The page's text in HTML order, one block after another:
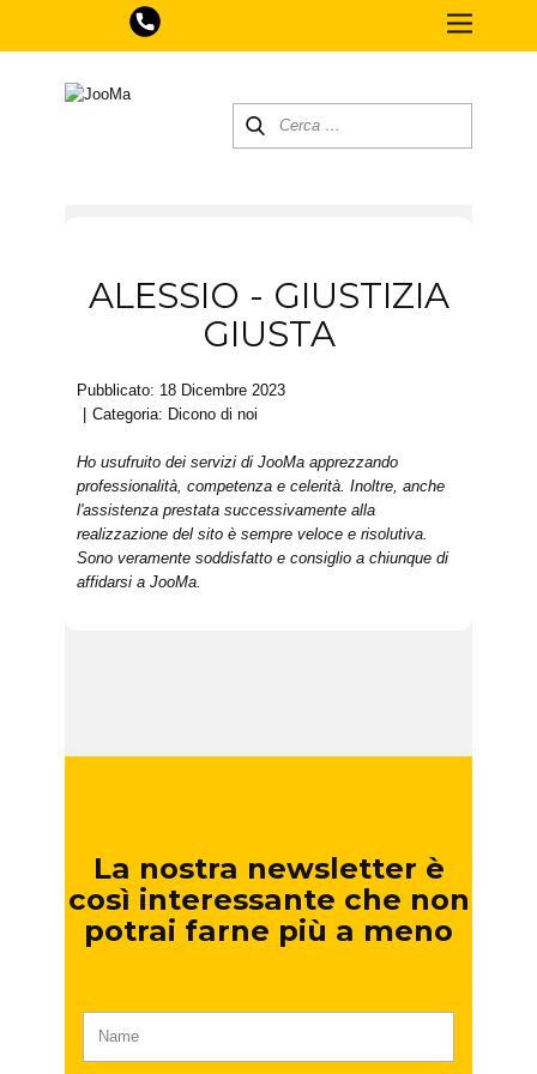
ALESSIO - GIUSTIZIA
GIUSTA
Pubblicato: 18 Dicembre 2023
Categoria: Dicono di noi
Ho usufruito dei servizi di JooMa apprezzando
professionalità, competenza e celerità. Inoltre, anche
l'assistenza prestata successivamente alla
realizzazione del sito è sempre veloce e risolutiva.
Sono veramente soddisfatto e consiglio a chiunque di
affidarsi a JooMa.
La nostra newsletter è
così interessante che non
potrai farne più a meno